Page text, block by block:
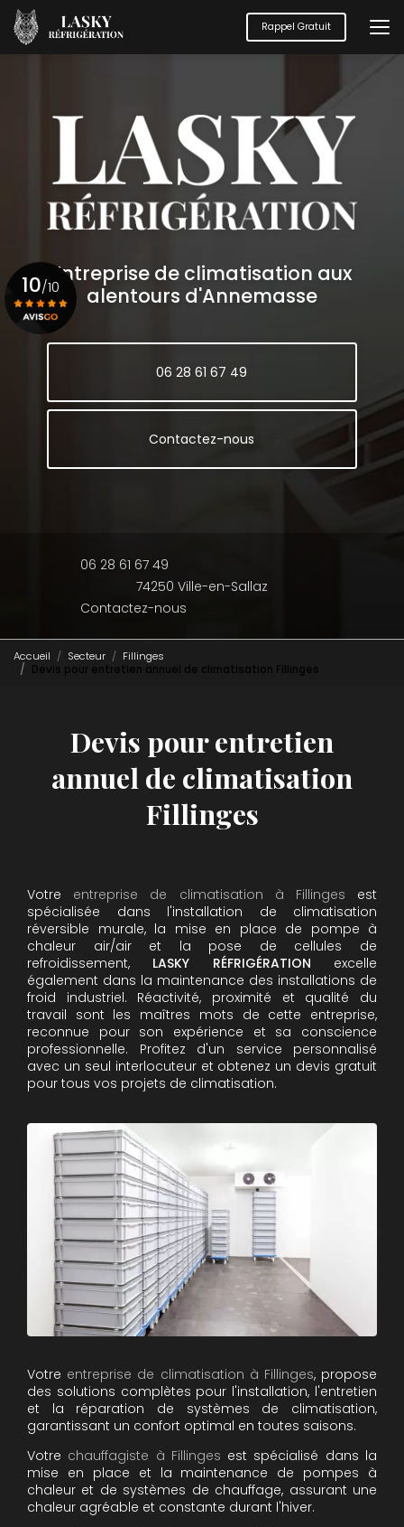
Aller
au
contenu
principal
Rappel Gratuit
Entreprise de climatisation aux
alentours d'Annemasse
06 28 61 67 49
Contactez-nous
06 28 61 67 49
74250 Ville-en-Sallaz
Contactez-nous
10/10
Voir le certificat
Accueil Secteur
Fillinges
Devis pour entretien annuel de climatisation Fillinges
Devis pour entretien
annuel de climatisation
Fillinges
Votre entreprise de climatisation à Fillinges est
spécialisée dans l'installation de climatisation
réversible murale, la mise en place de pompe à
chaleur air/air et la pose de cellules de
refroidissement, LASKY RÉFRIGÉRATION excelle
également dans la maintenance des installations de
froid industriel. Réactivité, proximité et qualité du
travail sont les maîtres mots de cette entreprise,
reconnue pour son expérience et sa conscience
professionnelle. Profitez d'un service personnalisé
avec un seul interlocuteur et obtenez un devis gratuit
pour tous vos projets de climatisation.
Votre entreprise de climatisation à Fillinges, propose
des solutions complètes pour l'installation, l'entretien
et la réparation de systèmes de climatisation,
garantissant un confort optimal en toutes saisons.
Votre chauffagiste à Fillinges est spécialisé dans la
mise en place et la maintenance de pompes à
chaleur et de systèmes de chauffage, assurant une
chaleur agréable et constante durant l'hiver.